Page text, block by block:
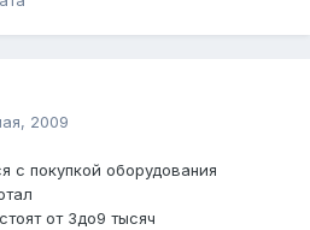
2009
с покупкой оборудования
от 3до9 тысяч